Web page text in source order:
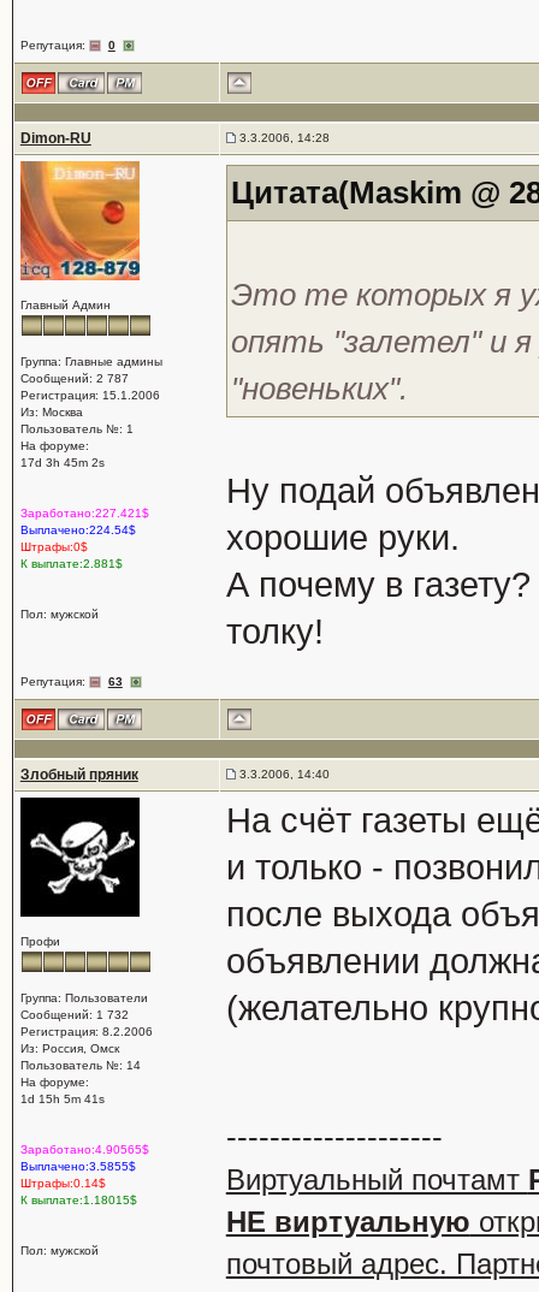
Репутация: 0
Dimon-RU 3.3.2006, 14:28
Главный Админ
Группа: Главные админы
Сообщений: 2 787
Регистрация: 15.1.2006
Из: Москва
Пользователь №: 1
На форуме:
17d 3h 45m 2s
Заработано:227.421$
Выплачено:224.54$
Штрафы:0$
К выплате:2.881$
Пол: мужской
Репутация: 63
Цитата(Maskim @
Это те которых я
опять "залетел" и
"новеньких".
Ну подай
хорошие руки.
А почему в
толку!
Злобный пряник 3.3.2006, 14:40
Профи
Группа: Пользователи
Сообщений: 1 732
Регистрация: 8.2.2006
Из: Россия, Омск
Пользователь №: 14
На форуме:
1d 15h 5m 41s
Заработано:4.90565$
Выплачено:3.5855$
Штрафы:0.14$
К выплате:1.18015$
Пол: мужской
На счёт газеты
и только -
после выхода
объявлении
(желательно
--------------------
Виртуальный почтамт
НЕ виртуальную
почтовый адрес.